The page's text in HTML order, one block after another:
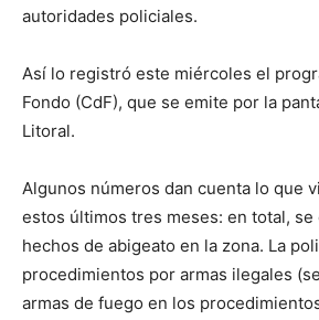
autoridades policiales.
Así lo registró este miércoles el
Fondo (CdF), que se emite por la
Litoral.
Algunos números dan cuenta lo que
estos últimos tres meses: en total,
hechos de abigeato en la zona. La
procedimientos por armas ilegales
armas de fuego en los